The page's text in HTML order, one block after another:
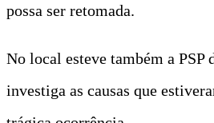
possa ser retomada.
No local esteve também a PSP
investiga as causas que